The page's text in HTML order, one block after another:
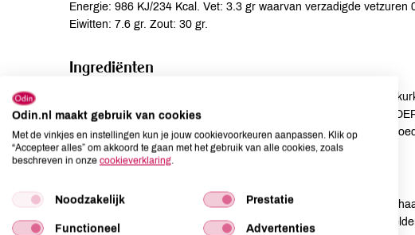
Energie: 986 KJ/234 Kcal. Vet: 3.3 gr waarvan verzadigde
Eiwitten: 7.6 gr. Zout: 30 gr.
Ingrediënten
Kruidenmix 1: zout, knoflook*, rozemarijn*, koriander*, oregano*,
rijstmeel*, aardappelzetmeel*, paprika*, ruwe rietsuiker*, ui*,
zonnebloemolie*, antiklontermiddel: siliciumdioxide (kiezelzuur),
Aardnoten
niet aanwezig
Ei
niet aanwezig
Odin.nl maakt gebruik van cookies
Met de vinkjes en instellingen kun je jouw cookievoorkeuren aanpassen. Klik op
“Accepteer alles” om akkoord te gaan met het gebruik van alle cookies, zoals
beschreven in onze cookieverklaring.
Noodzakelijk Prestatie
Functioneel Advertenties